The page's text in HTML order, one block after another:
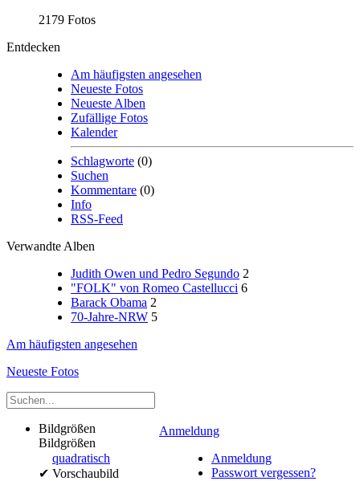
2179 Fotos
Entdecken
Am häufigsten angesehen
Neueste Fotos
Neueste Alben
Zufällige Fotos
Kalender
Schlagworte (0)
Suchen
Kommentare (0)
Info
RSS-Feed
Verwandte Alben
Judith Owen und Pedro Segundo 2
"FOLK" von Romeo Castellucci 6
Barack Obama 2
70-Jahre-NRW 5
Am häufigsten angesehen
Neueste Fotos
Anmeldung
Anmeldung
Passwort vergessen?
Bildgrößen
Bildgrößen
quadratisch
✔ Vorschaubild